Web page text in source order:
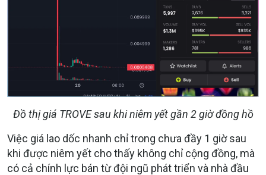
Đồ thị giá TROVE sau khi niêm yết gần 2 giờ đồng hồ
Việc giá lao dốc nhanh chỉ trong chưa đầy 1 giờ sau
khi được niêm yết cho thấy không chỉ cộng đồng, mà
có cả chính lực bán từ đội ngũ phát triển và nhà đầu